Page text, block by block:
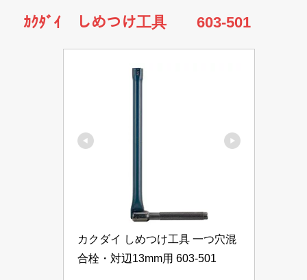
ｶｸﾀﾞｲ しめつけ工具 603-501
カクダイ しめつけ工具 一つ穴混
合栓・対辺13mm用 603-501